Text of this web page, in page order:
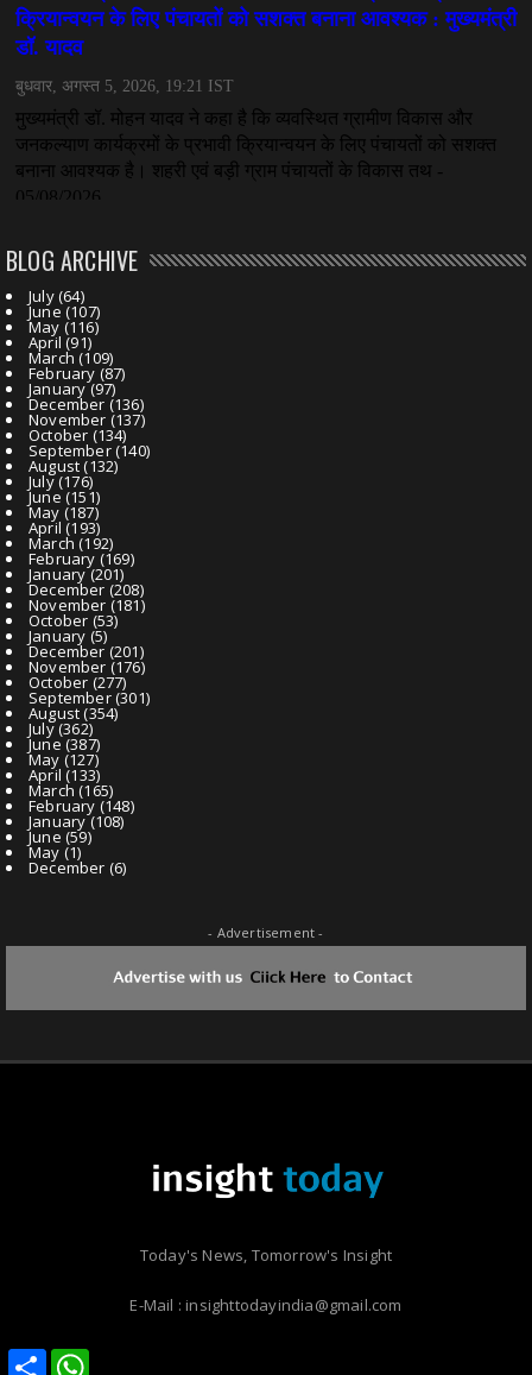
Share
Share
BLOG ARCHIVE
July(64)
June(107)
May (116)
April (91)
March (109)
February (87)
January(97)
December (136)
November (137)
October (134)
September(140)
August(132)
July(176)
June(151)
May (187)
April (193)
March (192)
February (169)
January(201)
December (208)
November (181)
October (53)
January (5)
December(201)
November (176)
October (277)
September(301)
August(354)
July(362)
June(387)
May (127)
April (133)
March (165)
February (148)
January(108)
June (59)
May (1)
December (6)
- Advertisement -
Today's News, Tomorrow's Insight
E-Mail : insighttodayindia@gmail.com